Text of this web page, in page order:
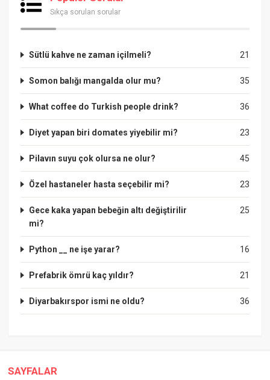
Sıkça sorulan sorular
21
Sütlü kahve ne zaman içilmeli?
35
Somon balığı mangalda olur mu?
36
What coffee do Turkish people drink?
23
Diyet yapan biri domates yiyebilir mi?
45
Pilavın suyu çok olursa ne olur?
23
Özel hastaneler hasta seçebilir mi?
25
Gece kaka yapan bebeğin altı değiştirilir
mi?
16
Python __ ne işe yarar?
21
Prefabrik ömrü kaç yıldır?
36
Diyarbakırspor ismi ne oldu?
SAYFALAR